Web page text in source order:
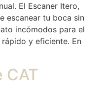
El Escaner Itero,
escanear tu boca sin
incómodos para el
y eficiente. En
CAT